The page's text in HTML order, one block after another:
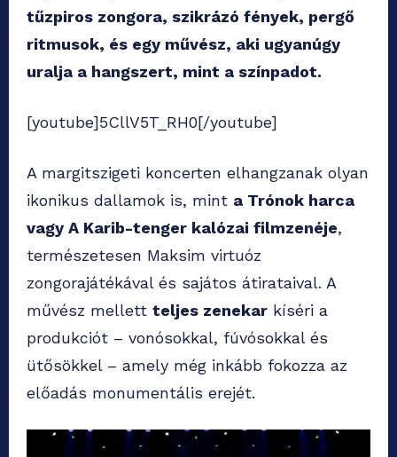
tűzpiros zongora, szikrázó fények, pergő
ritmusok, és egy művész, aki ugyanúgy
uralja a hangszert, mint a színpadot.
[youtube]5CllV5T_RH0[/youtube]
A margitszigeti koncerten elhangzanak olyan
ikonikus dallamok is, mint a Trónok harca
vagy A Karib-tenger kalózai filmzenéje,
természetesen Maksim virtuóz
zongorajátékával és sajátos átirataival. A
művész mellett teljes zenekar kíséri a
produkciót – vonósokkal, fúvósokkal és
ütősökkel – amely még inkább fokozza az
előadás monumentális erejét.